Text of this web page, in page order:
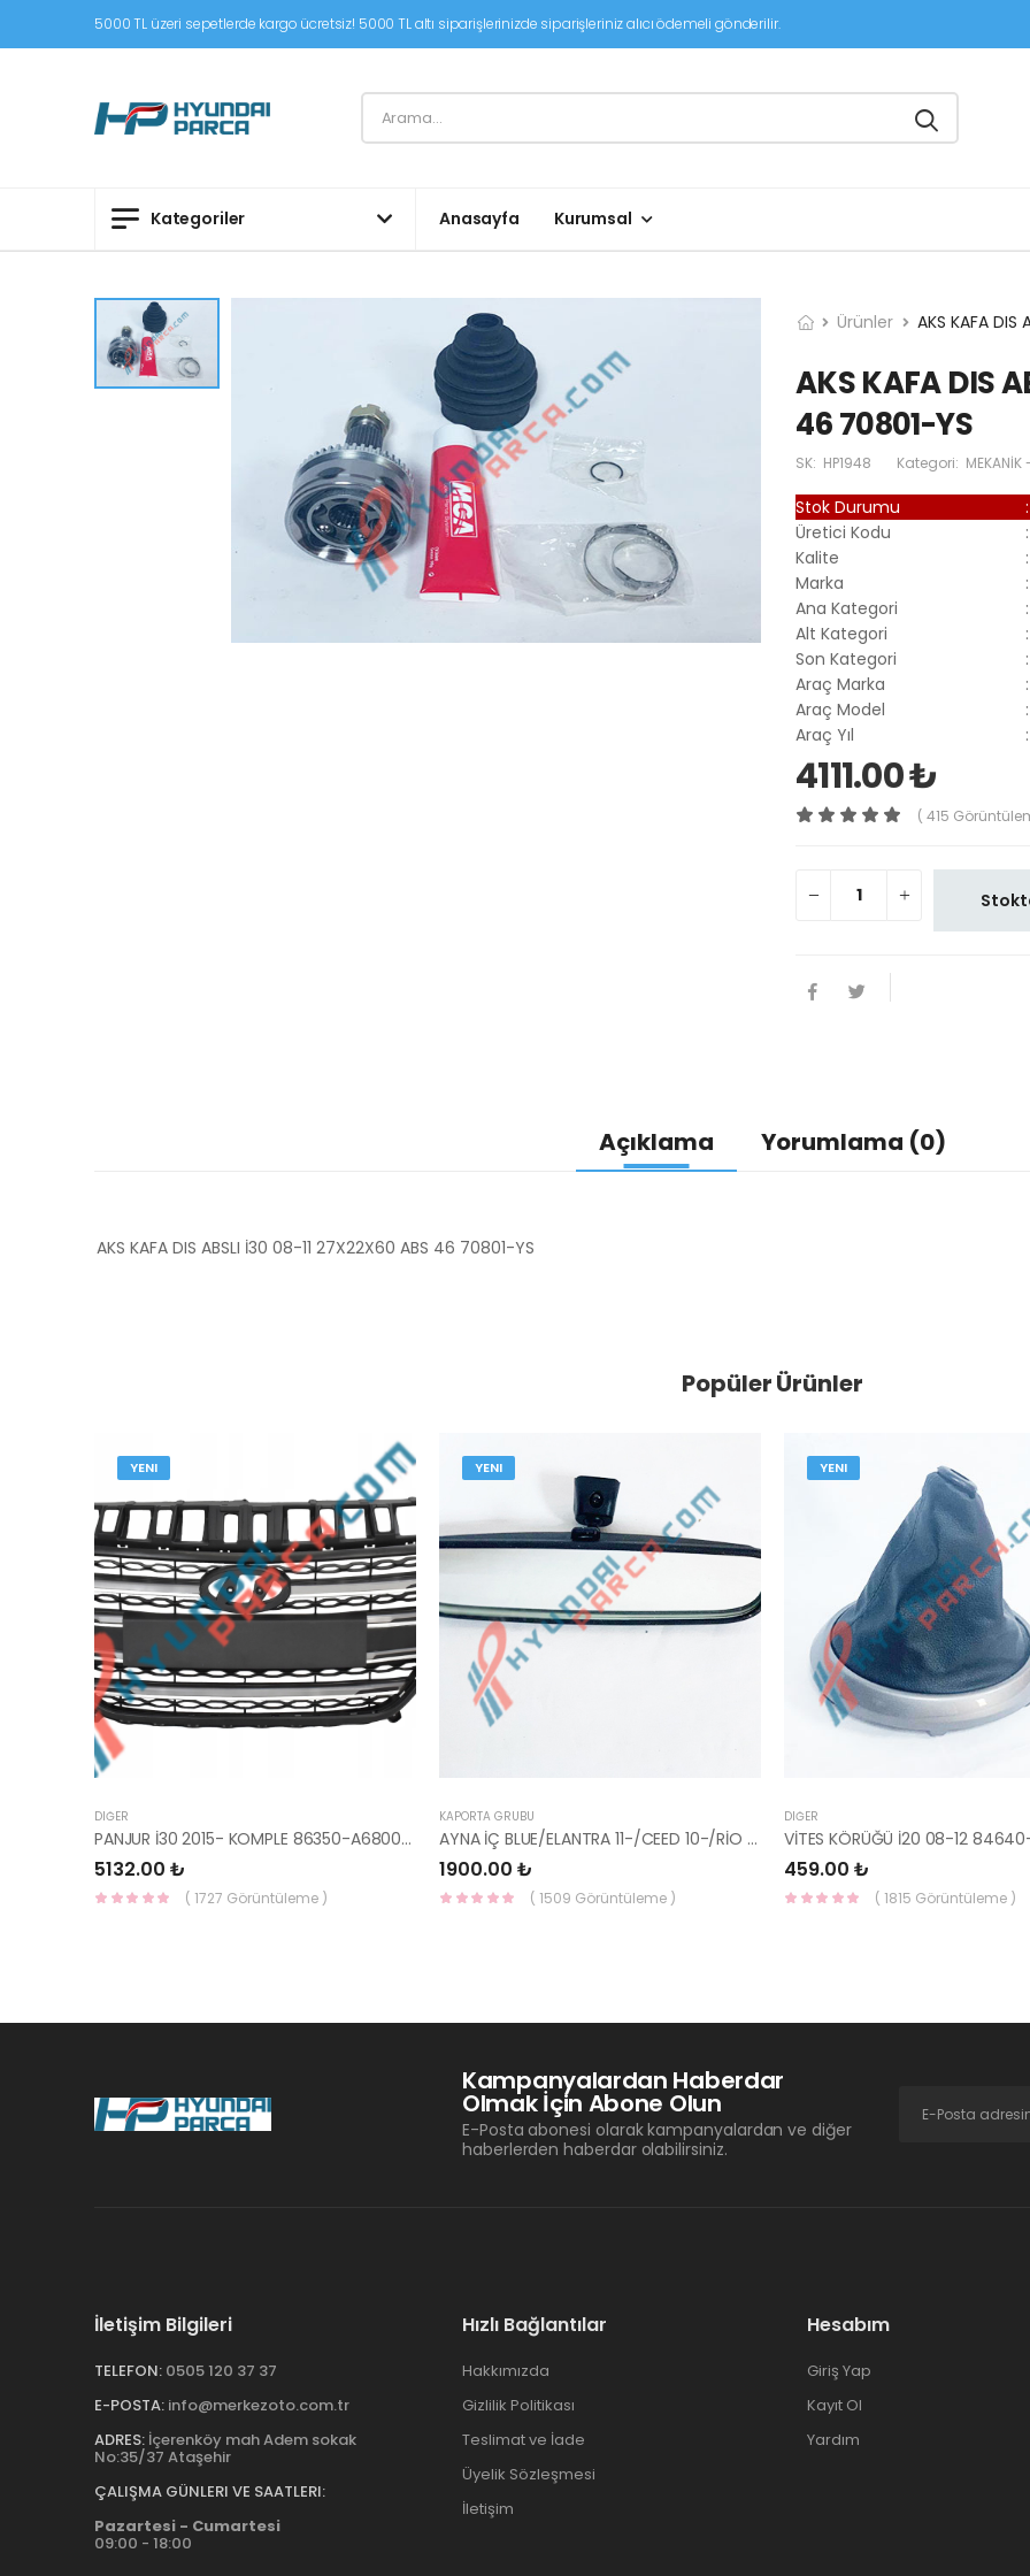
5000 TL üzeri sepetlerde kargo ücretsiz! 5000 TL altı siparişlerinizde siparişleriniz alıcı ödemeli gönderilir.
Kategoriler Anasayfa Kurumsal
Ürünler AKS KAFA
AKS KAFA DIS
46 70801-YS
SK: HP1948 Kategori: MEKANİK
Stok Durumu
:
Üretici Kodu
:
Kalite
:
Marka
:
Ana Kategori
:
Alt Kategori
:
Son Kategori
:
Araç Marka
:
Araç Model
:
Araç Yıl
:
4111.00 ₺
( 415
Açıklama Yorumlama (0)
AKS KAFA DIS ABSLI İ30 08-11 27X22X60 ABS 46 70801-YS
Popüler Ürünler
YENI
DIĞER
PANJUR İ30 2015- KOMPLE 86350-A6800-YS
5132.00 ₺
( 1727 Görüntüleme )
YENI
KAPORTA GRUBU
AYNA İÇ BLUE/ELANTRA 11-/CEED 10-/RİO 12-/SPORTAGE 11- 85101-3X100-HMC
1900.00 ₺
( 1509 Görüntüleme )
YENI
DIĞER
VİTES KÖRÜĞÜ İ20 08-12
459.00 ₺
( 1815 Görüntüleme )
Kampanyalardan Haberdar
Olmak İçin Abone Olun
E-Posta abonesi olarak kampanyalardan ve diğer
haberlerden haberdar olabilirsiniz.
İletişim Bilgileri
TELEFON: 0505 120 37 37
E-POSTA: info@merkezoto.com.tr
ADRES: İçerenköy mah Adem sokak
No:35/37 Ataşehir
ÇALIŞMA GÜNLERI VE SAATLERI:
Pazartesi - Cumartesi
09:00 - 18:00
Hızlı Bağlantılar
Hakkımızda
Gizlilik Politikası
Teslimat ve İade
Üyelik Sözleşmesi
İletişim
Hesabım
Giriş Yap
Kayıt Ol
Yardım